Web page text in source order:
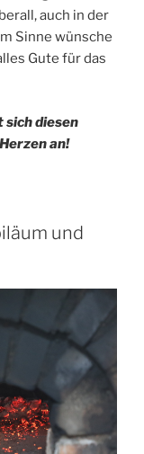
auch in der
Sinne wünsche
Gute für das
sich diesen
an!
und